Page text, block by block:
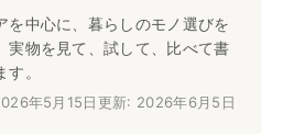
を中心に、暮らしのモノ選びを
実物を見て、試して、比べて書
。
年5月15日更新: 2026年6月5日